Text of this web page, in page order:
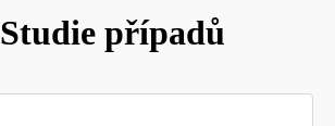
Studie případů